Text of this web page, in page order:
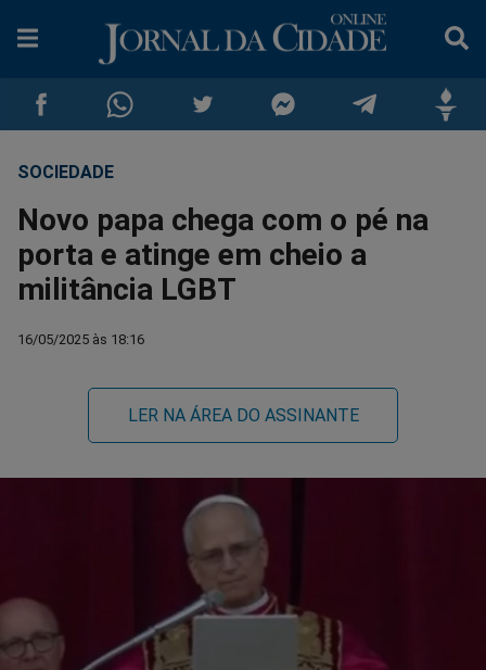
Compartilhar
no
Facebook
Compartilhar
no
Whatsapp
no
Twitter
no
no
SOCIEDADE
Novo papa chega com o pé na
porta e atinge em cheio a
militância LGBT
16/05/2025 às 18:16
LER NA ÁREA DO ASSINANTE